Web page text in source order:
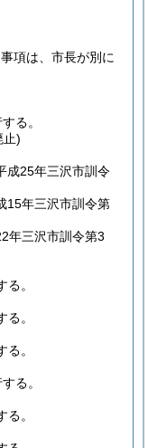
項は、市長が別に
る。
止)
成25年三沢市訓令
15年三沢市訓令第
年三沢市訓令第3
。
。
。
る。
。